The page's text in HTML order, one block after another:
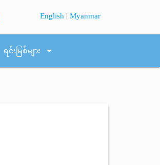
English |Myanmar
ရင်းမြစ်များ arrow_drop_down